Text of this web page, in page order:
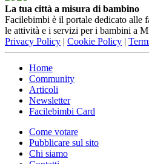
La tua città a misura di bambino
Facilebimbi è il portale dedicato alle
le attività e i servizi per i bambini a
Privacy Policy | Cookie Policy |
Home
Community
Articoli
Newsletter
Facilebimbi Card
Come votare
Pubblicare sul sito
Chi siamo